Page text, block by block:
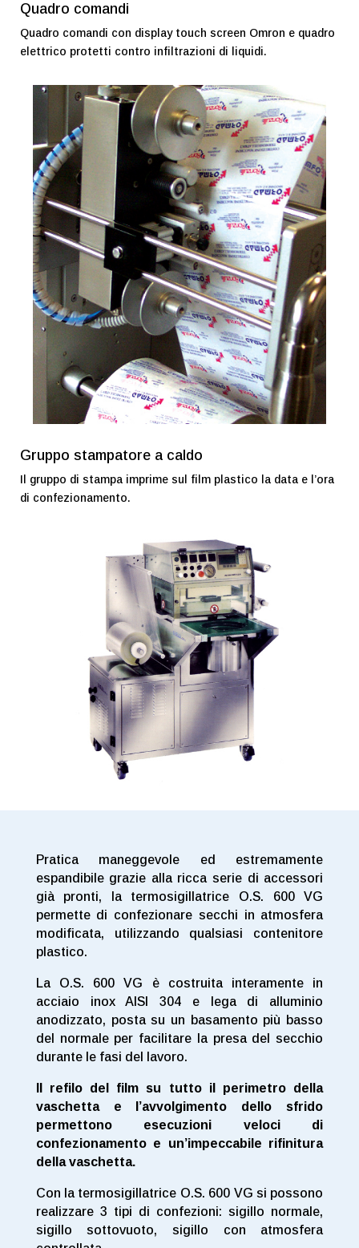
Quadro comandi
Quadro comandi con display touch screen Omron e quadro
elettrico protetti contro infiltrazioni di liquidi.
Gruppo stampatore a caldo
Il gruppo di stampa imprime sul film plastico la data e l’ora
di confezionamento.
Pratica maneggevole ed estremamente
espandibile grazie alla ricca serie di accessori
già pronti, la termosigillatrice O.S. 600 VG
permette di confezionare secchi in atmosfera
modificata, utilizzando qualsiasi contenitore
plastico.
La O.S. 600 VG è costruita interamente in
acciaio inox AISI 304 e lega di alluminio
anodizzato, posta su un basamento più basso
del normale per facilitare la presa del secchio
durante le fasi del lavoro.
Il refilo del film su tutto il perimetro della
vaschetta e l’avvolgimento dello sfrido
permettono esecuzioni veloci di
confezionamento e un’impeccabile rifinitura
della vaschetta.
Con la termosigillatrice O.S. 600 VG si possono
realizzare 3 tipi di confezioni: sigillo normale,
sigillo sottovuoto, sigillo con atmosfera